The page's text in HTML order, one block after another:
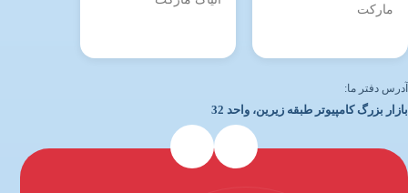
آدرس دفتر ما:
بازار بزرگ کامپیوتر طبقه زیرین، واحد 32